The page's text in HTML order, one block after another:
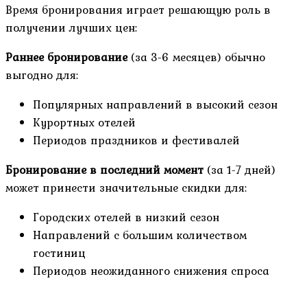
Время бронирования играет решающую роль в
получении лучших цен:
Раннее бронирование(за 3-6 месяцев) обычно
выгодно для:
Популярных направлений в высокий сезон
Курортных отелей
Периодов праздников и фестивалей
Бронирование в последний момент (за 1-7 дней)
может принести значительные скидки для:
Городских отелей в низкий сезон
Направлений с большим количеством
гостиниц
Периодов неожиданного снижения спроса